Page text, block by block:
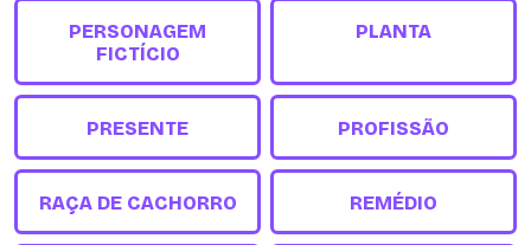
PERSONAGEM
FICTÍCIO
PLANTA
PRESENTE PROFISSÃO
RAÇA DE CACHORRO REMÉDIO